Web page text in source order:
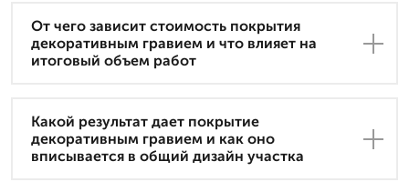
От чего зависит стоимость покрытия
декоративным гравием и что влияет на
итоговый объем работ
Какой результат дает покрытие
декоративным гравием и как оно
вписывается в общий дизайн участка